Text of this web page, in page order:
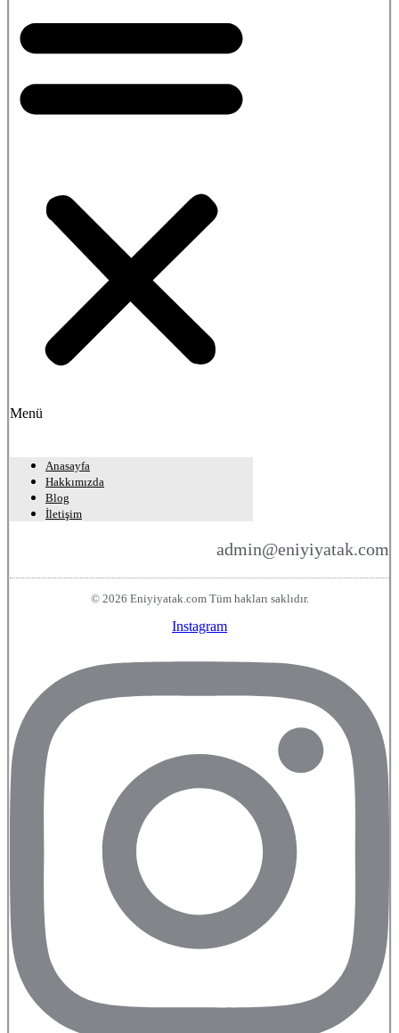
Menü
Anasayfa
Hakkımızda
Blog
İletişim
admin@eniyiyatak.com
© 2026 Eniyiyatak.com Tüm hakları saklıdır.
Instagram